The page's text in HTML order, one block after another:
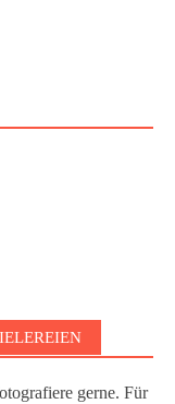
gerne. Für